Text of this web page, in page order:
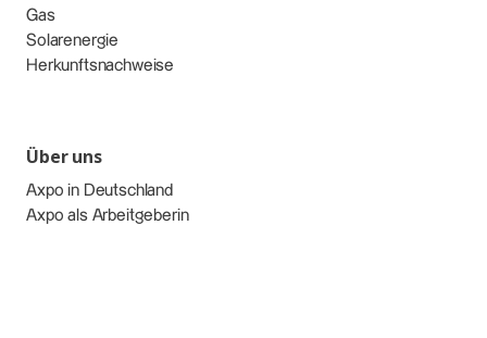
Gas
Solarenergie
Herkunftsnachweise
Über uns
Axpo in Deutschland
Axpo als Arbeitgeberin